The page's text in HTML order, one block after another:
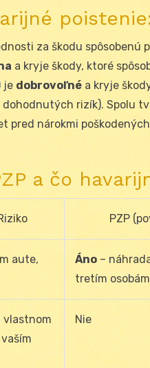
za škodu spôsobenú
a kryje škody, ktoré
je dobrovoľné a kryje
rizík). Spolu
pred nárokmi
a čo
PZP
aute,
Áno –
tretím osobám
vlastnom
Nie